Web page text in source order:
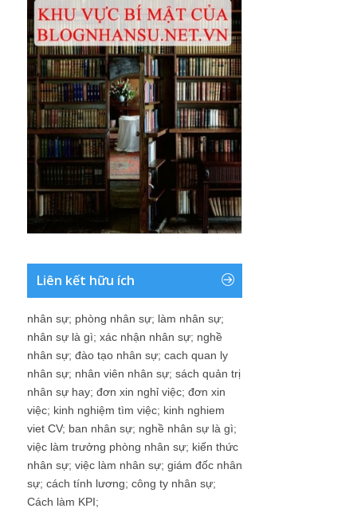
Liên kết hữu ích
nhân sự; phòng nhân sự; làm nhân sự;
nhân sự là gì; xác nhận nhân sự; nghề
nhân sự; đào tạo nhân sự; cach quan ly
nhân sự; nhân viên nhân sự; sách quản trị
nhân sự hay; đơn xin nghỉ việc; đơn xin
việc; kinh nghiệm tìm việc; kinh nghiem
viet CV; ban nhân sự; nghề nhân sự là gì;
việc làm trưởng phòng nhân sự; kiến thức
nhân sự; việc làm nhân sự; giám đốc nhân
sự; cách tính lương; công ty nhân sự;
Cách làm KPI;